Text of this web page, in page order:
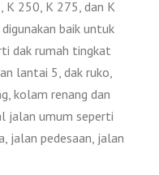
K 250, K 275, dan K
baik untuk
dak rumah tingkat
lantai 5, dak ruko,
kolam renang dan
jalan umum seperti
jalan pedesaan, jalan